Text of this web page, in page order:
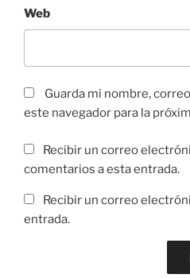
Web
Guarda mi nombre,
este navegador para la
Recibir un correo
comentarios a esta entrada.
Recibir un correo
entrada.